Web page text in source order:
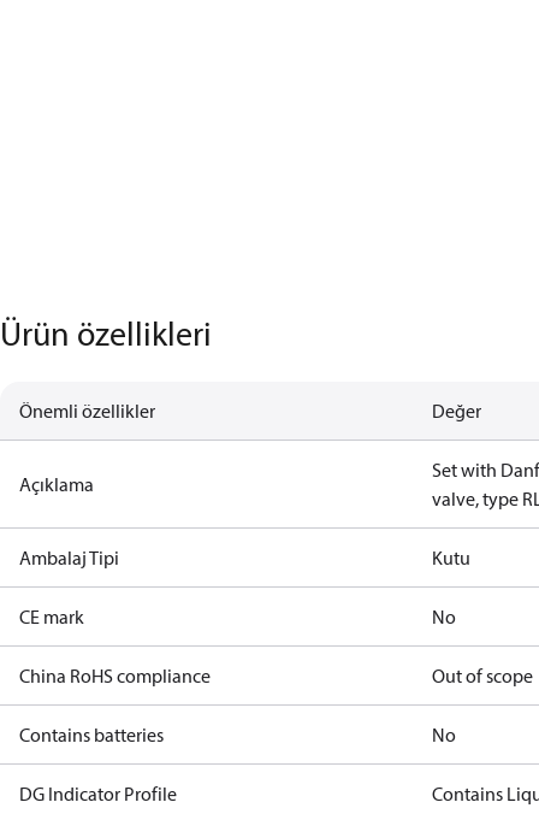
Ürün özellikleri
Önemli özellikler Değer
Açıklama
Set with
valve, type
Ambalaj Tipi Kutu
CE mark No
China RoHS compliance Out of scope
Contains batteries No
DG Indicator Profile Contains